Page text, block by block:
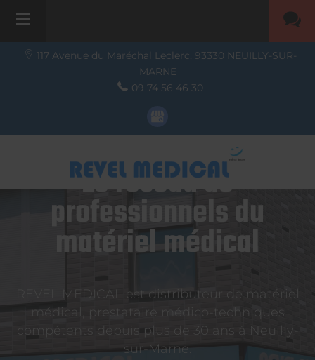
117 Avenue du Maréchal Leclerc, 93330 NEUILLY-SUR-
MARNE
09 74 56 46 30
Le réseau de
professionnels du
matériel médical
REVEL MEDICAL est distributeur de matériel
médical, prestataire médico-techniques
compétents depuis plus de 30 ans à Neuilly-
sur-Marne.